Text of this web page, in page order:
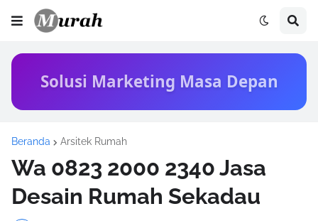
Solusi Marketing Masa Depan
Beranda Arsitek Rumah
Wa 0823 2000 2340 Jasa
Desain Rumah Sekadau